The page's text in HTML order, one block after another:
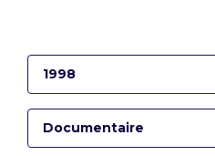
1998
Documentaire